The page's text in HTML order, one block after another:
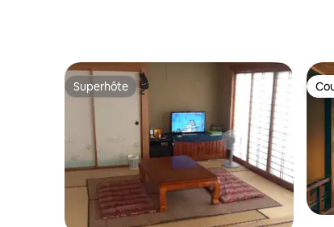
Superhôte
Superhôte